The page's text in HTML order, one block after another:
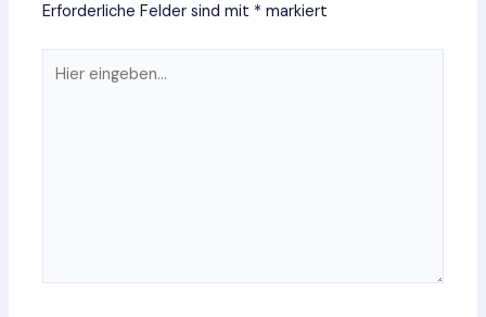
Erforderliche Felder sind mit * markiert
eingeben…